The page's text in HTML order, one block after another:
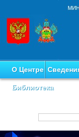
О Центре
Библиотека